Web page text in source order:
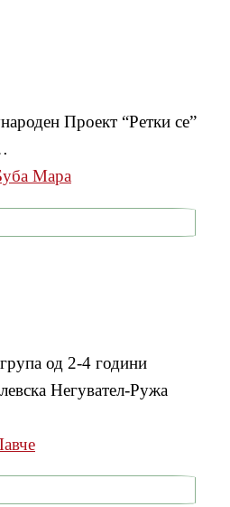
Проект “Ретки се”
Мара
од 2-4 години
Негувател-Ружа